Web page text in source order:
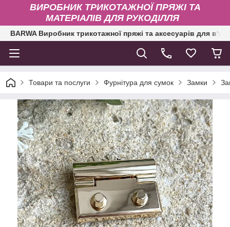
ВИРОБНИК ТРИКОТАЖНОЇ ПРЯЖІ ТА
МАТЕРІАЛІВ ДЛЯ РУКОДІЛЛЯ
BARWA Виробник трикотажної пряжі та аксесуарів для
Товари та послуги Фурнітура для сумок Замки